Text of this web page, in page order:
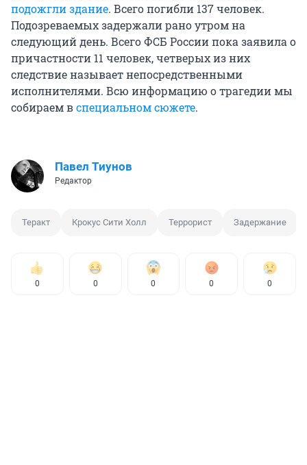
подожгли здание. Всего погибли 137 человек.
Подозреваемых задержали рано утром на
следующий день. Всего ФСБ России пока заявила о
причастности 11 человек, четверых из них
следствие называет непосредственными
исполнителями. Всю информацию о трагедии мы
собираем вспециальном сюжете.
Павел Тиунов
Редактор
Теракт Крокус Сити Холл Террорист Задержание
0 0 0 0 0